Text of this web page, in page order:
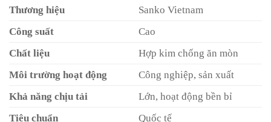
Thương hiệu
Sanko Vietnam
Công suất
Cao
Chất liệu
Hợp kim chống ăn mòn
Môi trường hoạt động
Công nghiệp, sản xuất
Khả năng chịu tải
Lớn, hoạt động bền bỉ
Tiêu chuẩn
Quốc tế